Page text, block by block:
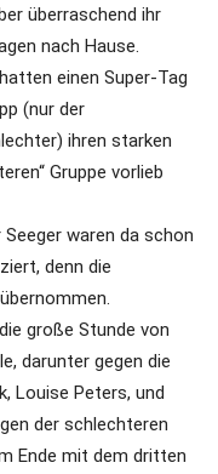
überraschend ihr
nach Hause.
einen Super-Tag
(nur der
ihren starken
Gruppe vorlieb
waren da schon
denn die
große Stunde von
darunter gegen die
Louise Peters, und
der schlechteren
Ende mit dem dritten